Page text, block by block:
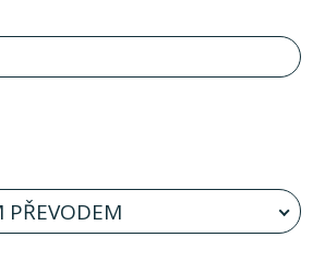
PŘEVODEM